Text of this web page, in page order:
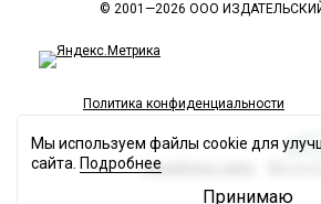
© 2001—2026 ООО
Политика конфиденциальности
Разработка сайта
Мы используем файлы cookie для
сайта. Подробнее
Принимаю